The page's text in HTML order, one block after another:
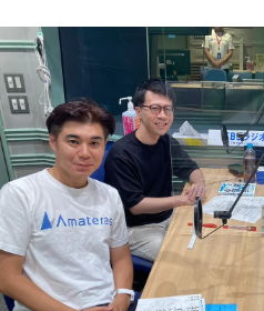
イベント・グッズ
YouTube
会社情報